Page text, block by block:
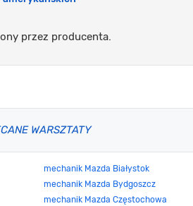
przez producenta.
WARSZTATY
mechanik Mazda Białystok
mechanik Mazda Bydgoszcz
mechanik Mazda Częstochowa